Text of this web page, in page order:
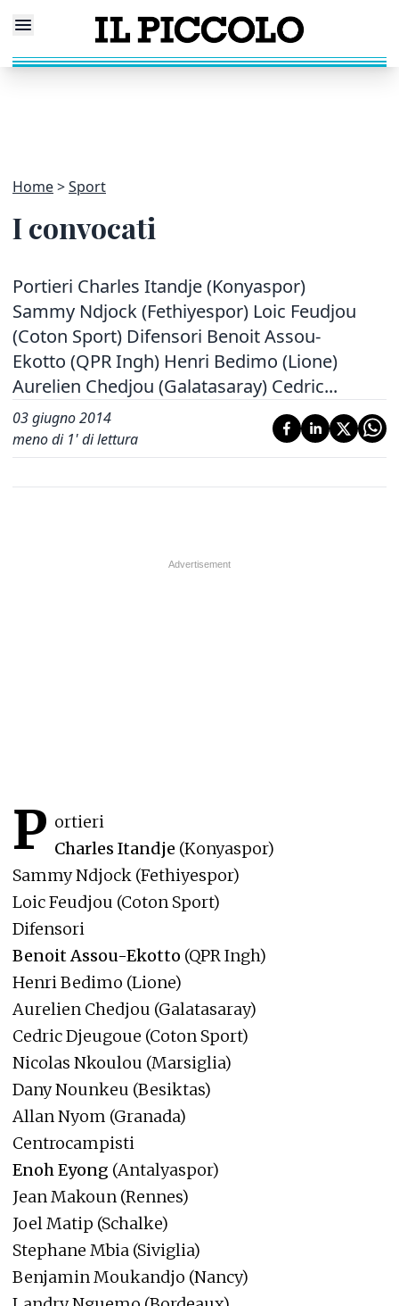
Home Sport
I convocati
Portieri Charles Itandje (Konyaspor)
Sammy Ndjock (Fethiyespor) Loic Feudjou
(Coton Sport) Difensori Benoit Assou-
Ekotto (QPR Ingh) Henri Bedimo (Lione)
Aurelien Chedjou (Galatasaray) Cedric...
03 giugno 2014
meno di 1' di lettura
P ortieri
Charles Itandje (Konyaspor)
Sammy Ndjock (Fethiyespor)
Loic Feudjou (Coton Sport)
Difensori
Benoit Assou-Ekotto (QPR Ingh)
Henri Bedimo (Lione)
Aurelien Chedjou (Galatasaray)
Cedric Djeugoue (Coton Sport)
Nicolas Nkoulou (Marsiglia)
Dany Nounkeu (Besiktas)
Allan Nyom (Granada)
Centrocampisti
Enoh Eyong (Antalyaspor)
Jean Makoun (Rennes)
Joel Matip (Schalke)
Stephane Mbia (Siviglia)
Benjamin Moukandjo (Nancy)